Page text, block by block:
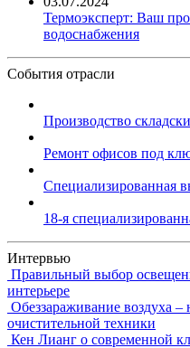
Термоэксперт: Ваш
водоснабжения
События отрасли
Производство
Ремонт офисов под
Специализированная
18-я
Интервью
Правильный выбор
интерьере
Обеззараживание воздуха –
очистительной техники
Кен Лианг о современной